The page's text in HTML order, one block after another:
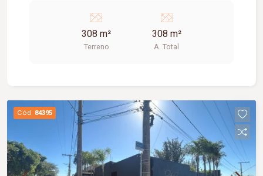
uma excelente oportunidade para construir ou
investir em uma região em constante valorização.
308 m²
Terreno
308 m²
A. Total
Cód. 84395